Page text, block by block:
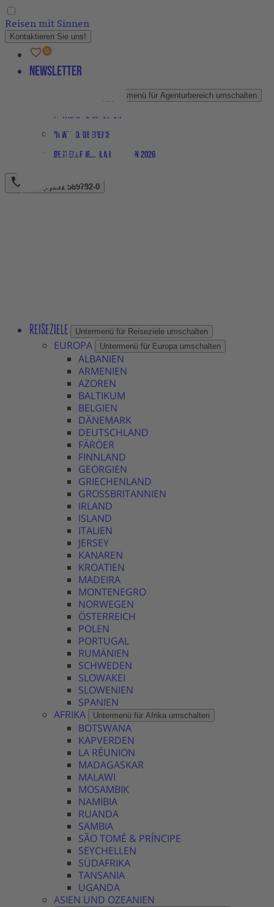
Reisen mit Sinnen
Kontaktieren Sie uns!
Newsletter
Untermenü für Agenturbereich umschalten
Downloadbereich
Bestellformular Magazin 2026
+49 (0)231 589792-0
REISEZIELE Untermenü für Reiseziele umschalten
EUROPA Untermenü für Europa umschalten
ALBANIEN
ARMENIEN
AZOREN
BALTIKUM
BELGIEN
DÄNEMARK
DEUTSCHLAND
FÄRÖER
FINNLAND
GEORGIEN
GRIECHENLAND
GROSSBRITANNIEN
IRLAND
ISLAND
ITALIEN
JERSEY
KANAREN
KROATIEN
MADEIRA
MONTENEGRO
NORWEGEN
ÖSTERREICH
POLEN
PORTUGAL
RUMÄNIEN
SCHWEDEN
SLOWAKEI
SLOWENIEN
SPANIEN
AFRIKA
Untermenü für Afrika umschalten
BOTSWANA
KAPVERDEN
LA RÉUNION
MADAGASKAR
MALAWI
MOSAMBIK
NAMIBIA
RUANDA
SAMBIA
SÃO TOMÉ & PRÍNCIPE
SEYCHELLEN
SÜDAFRIKA
TANSANIA
UGANDA
ASIEN UND OZEANIEN